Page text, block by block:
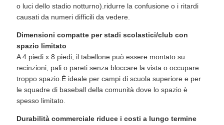
o luci dello stadio notturno).ridurre la confusione o i ritardi
causati da numeri difficili da vedere.
Dimensioni compatte per stadi scolastici/club con
spazio limitato
A 4 piedi x 8 piedi, il tabellone può essere montato su
recinzioni, pali o pareti senza bloccare la vista o occupare
troppo spazio.È ideale per campi di scuola superiore e per
le squadre di baseball della comunità dove lo spazio è
spesso limitato.
Durabilità commerciale riduce i costi a lungo termine